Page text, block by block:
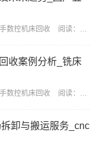
数控机床回收 阅读：1146
收案例分析_铣床
数控机床回收 阅读：195
卸与搬运服务_cnc